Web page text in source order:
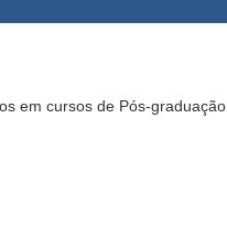
em cursos de Pós-graduação